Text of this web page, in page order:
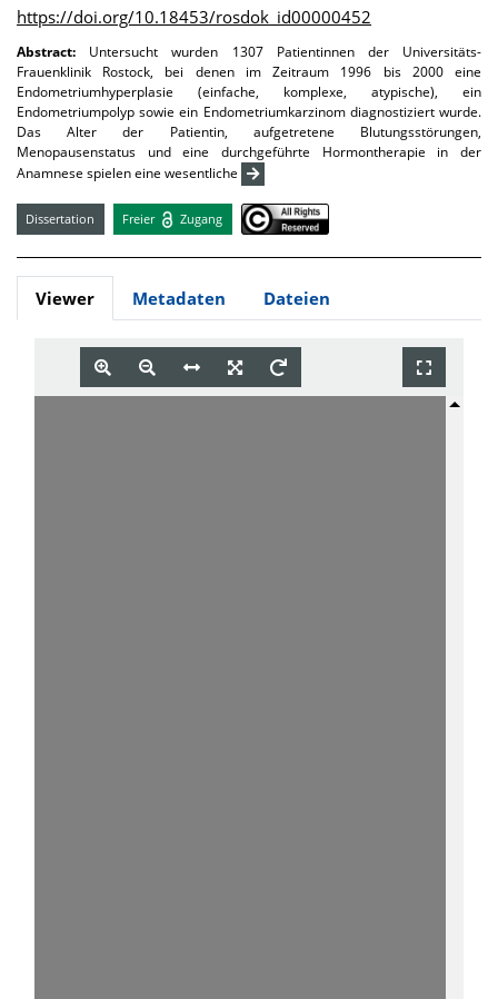
https://doi.org/10.18453/rosdok_id00000452
Abstract: Untersucht wurden 1307 Patientinnen der Universitäts-
Frauenklinik Rostock, bei denen im Zeitraum 1996 bis 2000 eine
Endometriumhyperplasie (einfache, komplexe, atypische), ein
Endometriumpolyp sowie ein Endometriumkarzinom diagnostiziert wurde.
Das Alter der Patientin, aufgetretene Blutungsstörungen,
Menopausenstatus und eine durchgeführte Hormontherapie in der
Anamnese spielen eine wesentliche
Dissertation Freier Zugang
Viewer Metadaten Dateien